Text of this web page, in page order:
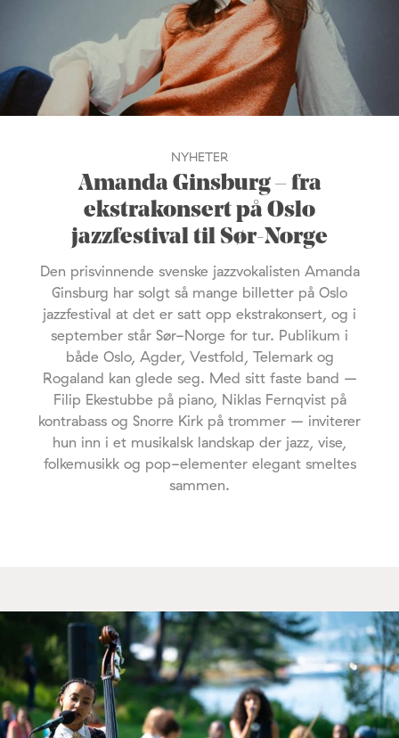
NYHETER
Amanda Ginsburg – fra
ekstrakonsert på Oslo
jazzfestival til Sør-Norge
Den prisvinnende svenske jazzvokalisten Amanda
Ginsburg har solgt så mange billetter på Oslo
jazzfestival at det er satt opp ekstrakonsert, og i
september står Sør-Norge for tur. Publikum i
både Oslo, Agder, Vestfold, Telemark og
Rogaland kan glede seg. Med sitt faste band –
Filip Ekestubbe på piano, Niklas Fernqvist på
kontrabass og Snorre Kirk på trommer – inviterer
hun inn i et musikalsk landskap der jazz, vise,
folkemusikk og pop-elementer elegant smeltes
sammen.